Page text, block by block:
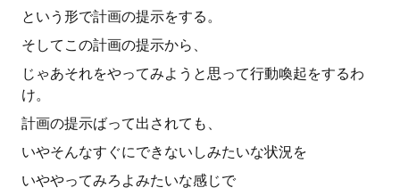
という形で計画の提示をする。
そしてこの計画の提示から、
じゃあそれをやってみようと思って行動喚起をするわ
け。
計画の提示ばって出されても、
いやそんなすぐにできないしみたいな状況を
いややってみろよみたいな感じで